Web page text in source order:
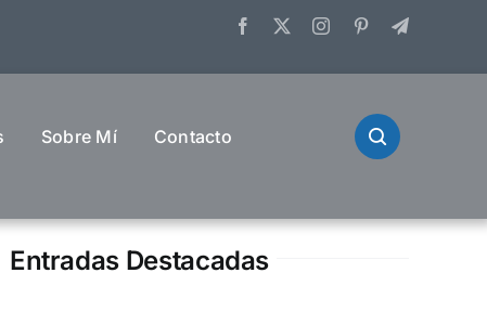
Sobre Mí Contacto
Entradas Destacadas